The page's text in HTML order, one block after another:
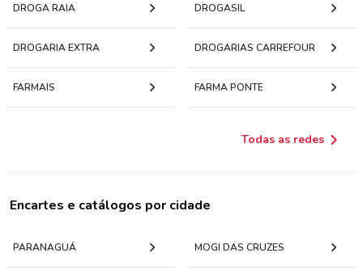
DROGA RAIA DROGASIL
DROGARIA EXTRA DROGARIAS CARREFOUR
FARMAIS FARMA PONTE
Todas as redes
Encartes e catálogos por cidade
PARANAGUÁ MOGI DAS CRUZES